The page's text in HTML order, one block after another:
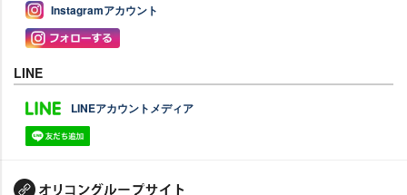
Instagramアカウント
LINE
LINEアカウントメディア